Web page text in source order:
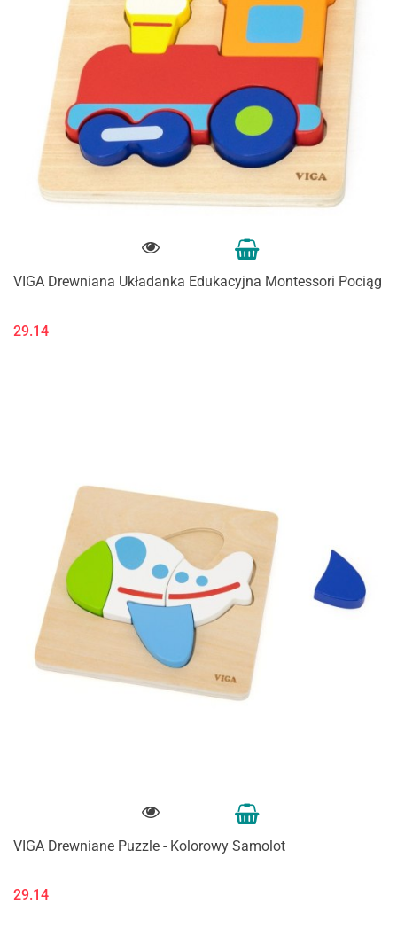
VIGA Drewniana Układanka Edukacyjna Montessori Pociąg
29.14
VIGA Drewniane Puzzle - Kolorowy Samolot
29.14